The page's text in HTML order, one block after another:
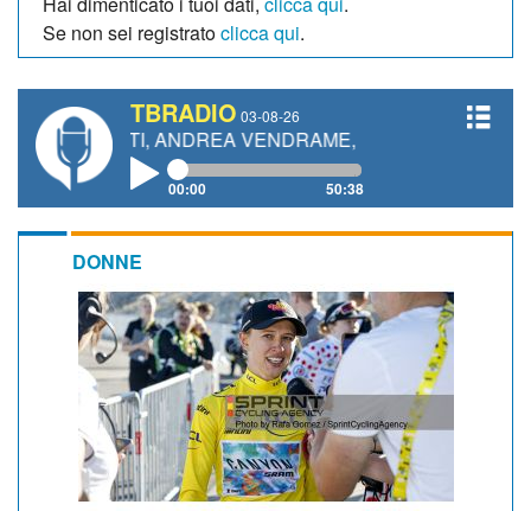
Se non sei registratoclicca qui.
TBRADIO 03-08-26
ANDREA VENDRAME, FILIPPO FIORELLI
00:00 50:38
DONNE